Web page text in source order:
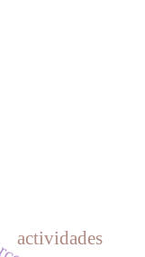
actividades